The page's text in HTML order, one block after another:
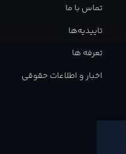
تماس با ما
تاییدیه‌ها
تعرفه ها
اخبار و اطلاعات حقوقی